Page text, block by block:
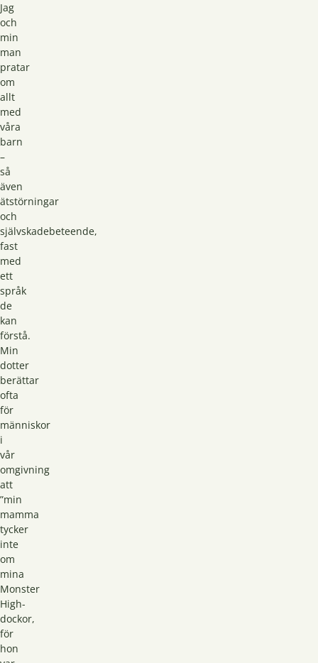
Jag
och
min
man
pratar
om
allt
med
våra
barn
–
så
även
ätstörningar
och
självskadebeteende,
fast
med
ett
språk
de
kan
förstå.
Min
dotter
berättar
ofta
för
människor
i
vår
omgivning
att
”min
mamma
tycker
inte
om
mina
Monster
High-
dockor,
för
hon